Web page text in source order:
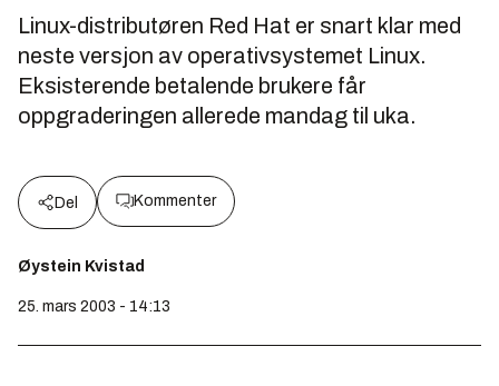
Linux-distributøren Red Hat er snart klar med
neste versjon av operativsystemet Linux.
Eksisterende betalende brukere får
oppgraderingen allerede mandag til uka.
Del Kommenter
Øystein Kvistad
25. mars 2003 - 14:13